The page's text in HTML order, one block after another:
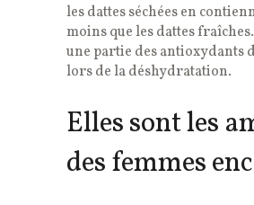
les dattes séchées en
moins que les dattes
une partie des antioxydants
lors de la déshydratation.
Elles sont les
des femmes